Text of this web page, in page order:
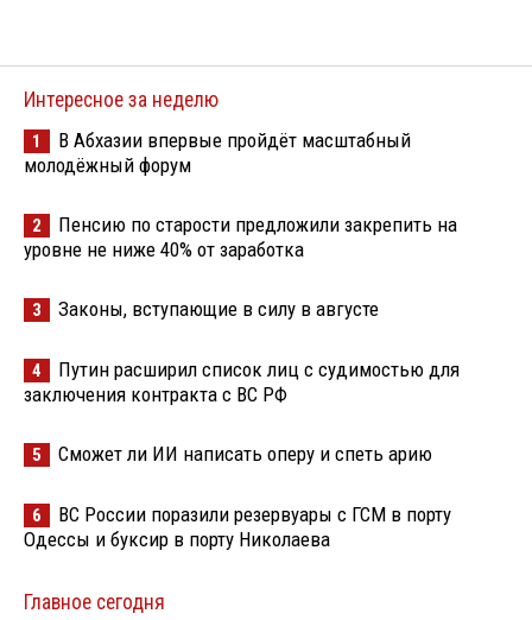
Интересное за неделю
1
В Абхазии впервые пройдёт масштабный
молодёжный форум
2
Пенсию по старости предложили закрепить на
уровне не ниже 40% от заработка
3 Законы, вступающие в силу в августе
4
Путин расширил список лиц с судимостью для
заключения контракта с ВС РФ
5 Сможет ли ИИ написать оперу и спеть арию
6
ВС России поразили резервуары с ГСМ в порту
Одессы и буксир в порту Николаева
Главное сегодня